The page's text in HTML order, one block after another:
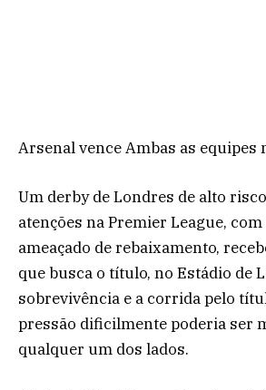
Arsenal vence Ambas as equipes
Um derby de Londres de alto
atenções na Premier League, com
ameaçado de rebaixamento,
que busca o título, no Estádio de
sobrevivência e a corrida pelo
pressão dificilmente poderia ser
qualquer um dos lados.